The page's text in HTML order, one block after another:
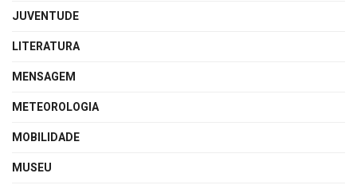
JUVENTUDE
LITERATURA
MENSAGEM
METEOROLOGIA
MOBILIDADE
MUSEU